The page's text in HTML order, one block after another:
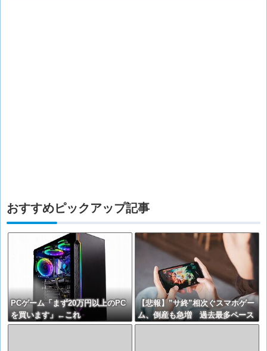
おすすめピックアップ記事
PCゲーム「まず20万円以上のPC
を買います」←これ
【悲報】”サ終”相次ぐスマホゲー
ム、倒産も急増 過去最多ペース
で推移